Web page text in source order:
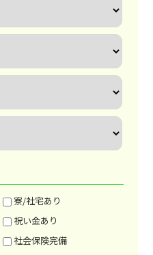
寮/社宅あり
祝い金あり
社会保険完備